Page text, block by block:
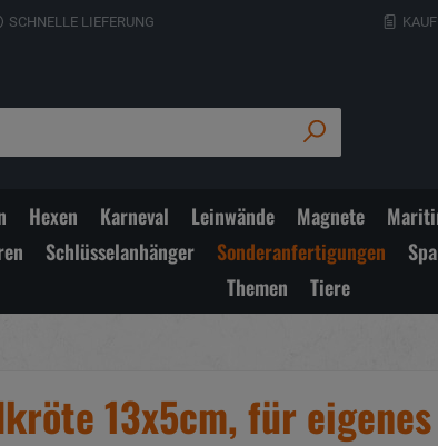
SCHNELLE LIEFERUNG
Hexen Karneval Leinwände Magnete
Schlüsselanhänger Sonderanfertigungen
Themen
Tiere
13x5cm, für